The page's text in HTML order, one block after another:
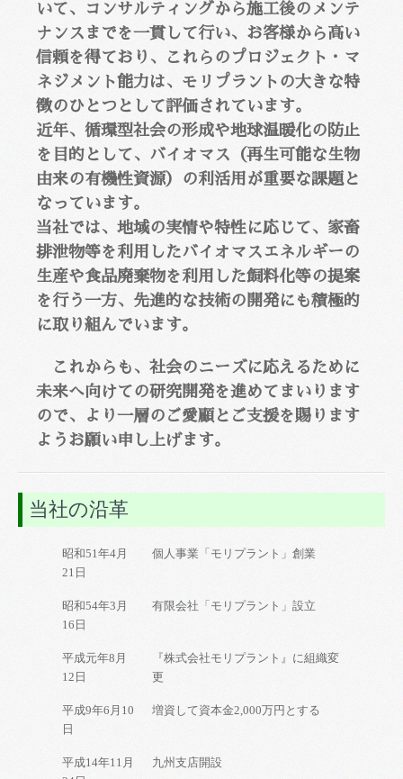
いて、コンサルティングから施工後のメンテ
ナンスまでを一貫して行い、お客様から高い
信頼を得ており、これらのプロジェクト・マ
ネジメント能力は、モリプラントの大きな特
徴のひとつとして評価されています。
近年、循環型社会の形成や地球温暖化の防止
を目的として、バイオマス（再生可能な生物
由来の有機性資源）の利活用が重要な課題と
なっています。
当社では、地域の実情や特性に応じて、家畜
排泄物等を利用したバイオマスエネルギーの
生産や食品廃棄物を利用した飼料化等の提案
を行う一方、先進的な技術の開発にも積極的
に取り組んでいます。
これからも、社会のニーズに応えるために
未来へ向けての研究開発を進めてまいります
ので、より一層のご愛顧とご支援を賜ります
ようお願い申し上げます。
当社の沿革
昭和51年4月
21日
個人事業「モリプラント」創業
昭和54年3月
16日
有限会社「モリプラント」設立
平成元年8月
12日
『株式会社モリプラント』に組織変
更
平成9年6月10
日
増資して資本金2,000万円とする
平成14年11月
九州支店開設